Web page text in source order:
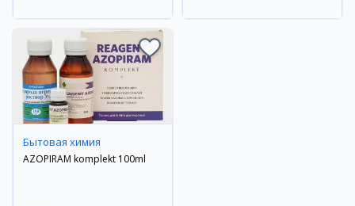
Бытовая химия
AZOPIRAM komplekt 100ml